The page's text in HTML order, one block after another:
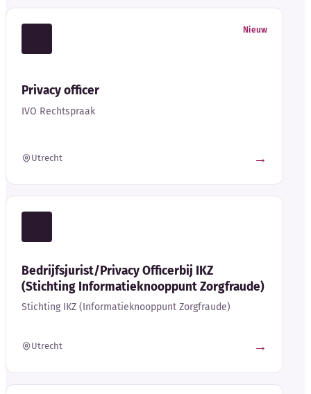
Nieuw
Privacy officer
IVO Rechtspraak
Utrecht →
Bedrijfsjurist/Privacy Officerbij IKZ
(Stichting Informatieknooppunt Zorgfraude)
Stichting IKZ (Informatieknooppunt Zorgfraude)
Utrecht →